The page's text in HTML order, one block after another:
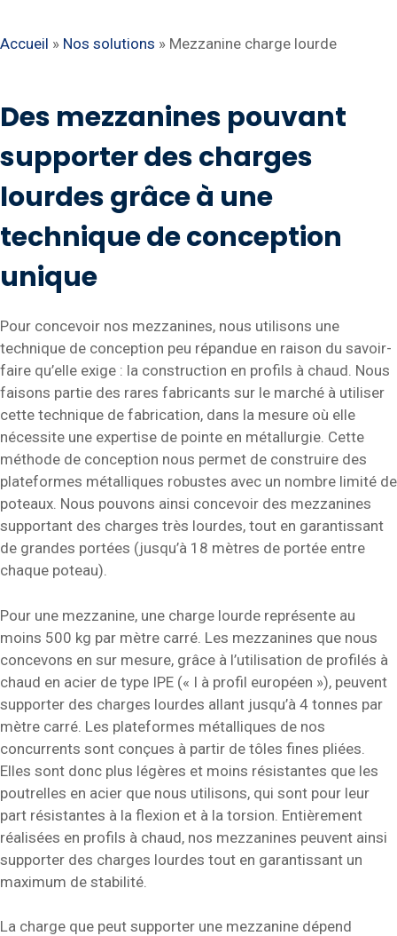
Accueil » Nos solutions » Mezzanine charge lourde
Des mezzanines pouvant
supporter des charges
lourdes grâce à une
technique de conception
unique
Pour concevoir nos mezzanines, nous utilisons une
technique de conception peu répandue en raison du savoir-
faire qu’elle exige : la construction en profils à chaud. Nous
faisons partie des rares fabricants sur le marché à utiliser
cette technique de fabrication, dans la mesure où elle
nécessite une expertise de pointe en métallurgie. Cette
méthode de conception nous permet de construire des
plateformes métalliques robustes avec un nombre limité de
poteaux. Nous pouvons ainsi concevoir des mezzanines
supportant des charges très lourdes, tout en garantissant
de grandes portées (jusqu’à 18 mètres de portée entre
chaque poteau).
Pour une mezzanine, une charge lourde représente au
moins 500 kg par mètre carré. Les mezzanines que nous
concevons en sur mesure, grâce à l’utilisation de profilés à
chaud en acier de type IPE (« I à profil européen »), peuvent
supporter des charges lourdes allant jusqu’à 4 tonnes par
mètre carré. Les plateformes métalliques de nos
concurrents sont conçues à partir de tôles fines pliées.
Elles sont donc plus légères et moins résistantes que les
poutrelles en acier que nous utilisons, qui sont pour leur
part résistantes à la flexion et à la torsion. Entièrement
réalisées en profils à chaud, nos mezzanines peuvent ainsi
supporter des charges lourdes tout en garantissant un
maximum de stabilité.
La charge que peut supporter une mezzanine dépend